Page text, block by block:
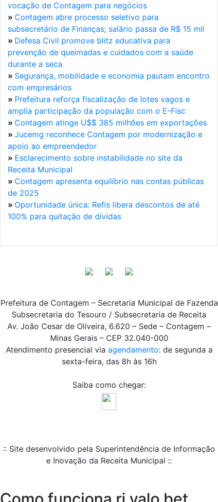
vocação de Contagem para negócios
» Contagem abre processo seletivo para
subsecretário de Finanças; salário passa de R$ 15 mil
» Defesa Civil promove blitz educativa para
prevenção de queimadas e cuidados com a saúde
durante a seca
» Segurança, mobilidade e economia pautam encontro
com empresários
» Prefeitura reforça fiscalização de lotes vagos e
amplia participação da população com o E-Fisc
» Contagem atinge U$$ 385 milhões em exportações
» Jucemg reconhece Contagem por modernização e
apoio ao empreendedor
» Esclarecimento sobre instabilidade no site da
Receita Municipal
» Contagem apresenta equilíbrio nas contas públicas
de 2025
» Oportunidade única: Refis libera descontos de até
100% para quitação de dívidas
Prefeitura de Contagem – Secretaria Municipal de Fazenda
Subsecretaria do Tesouro / Subsecretaria de Receita
Av. João Cesar de Oliveira, 6.620 – Sede – Contagem –
Minas Gerais – CEP 32.040-000
Atendimento presencial via agendamento: de segunda a
sexta-feira, das 8h às 16h
Saiba como chegar:
:: Site desenvolvido pela Superintendência de Informação
e Inovação da Receita Municipal ::